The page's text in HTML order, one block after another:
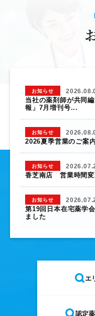
お知らせ
当社の薬剤師が共同
報」7月増刊号...
お知らせ
2026夏季営業のご案
お知らせ
香芝南店 営業時間変
お知らせ
第19回日本在宅薬学
ました
エ
認定